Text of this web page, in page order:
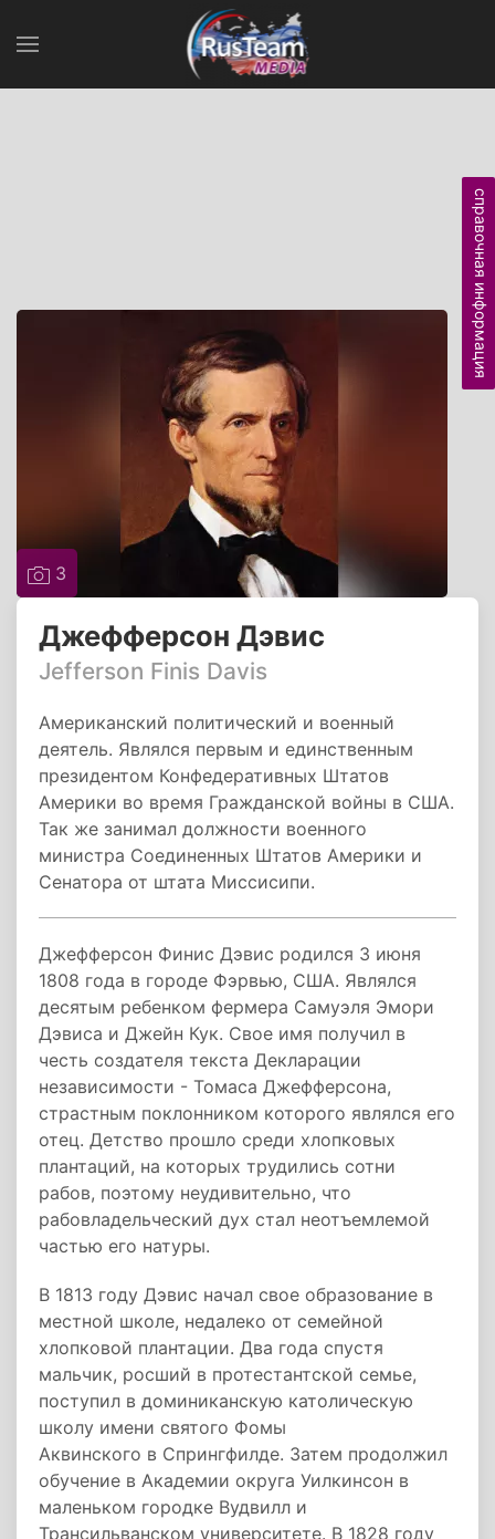
3
Джефферсон Дэвис
Jefferson Finis Davis
Американский политический и военный
деятель. Являлся первым и единственным
президентом Конфедеративных Штатов
Америки во время Гражданской войны в США.
Так же занимал должности военного
министра Соединенных Штатов Америки и
Сенатора от штата Миссисипи.
Джефферсон Финис Дэвис родился 3 июня
1808 года в городе Фэрвью, США. Являлся
десятым ребенком фермера Самуэля Эмори
Дэвиса и Джейн Кук. Свое имя получил в
честь создателя текста Декларации
независимости - Томаса Джефферсона,
страстным поклонником которого являлся его
отец. Детство прошло среди хлопковых
плантаций, на которых трудились сотни
рабов, поэтому неудивительно, что
рабовладельческий дух стал неотъемлемой
частью его натуры.
В 1813 году Дэвис начал свое образование в
местной школе, недалеко от семейной
хлопковой плантации. Два года спустя
мальчик, росший в протестантской семье,
поступил в доминиканскую католическую
школу имени святого Фомы
Аквинского в Спрингфилде. Затем продолжил
обучение в Академии округа Уилкинсон в
маленьком городке Вудвилл и
Трансильванском университете. В 1828 году
справочная информация